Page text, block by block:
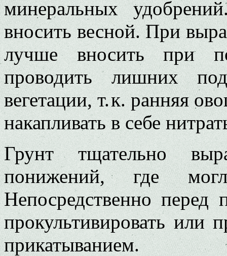
минеральных
вносить весной. При
лучше вносить при
проводить лишних
вегетации, т. к. ранняя
накапливать в себе
Грунт тщательно
понижений, где
Непосредственно
прокультивировать или
прикатыванием.